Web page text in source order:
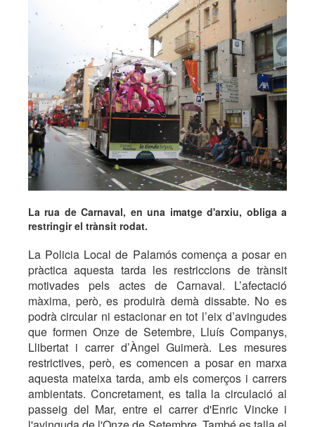
La rua de Carnaval, en una imatge d'arxiu, obliga a
restringir el trànsit rodat.
La Policia Local de Palamós comença a posar en
pràctica aquesta tarda les restriccions de trànsit
motivades pels actes de Carnaval. L’afectació
màxima, però, es produirà demà dissabte. No es
podrà circular ni estacionar en tot l’eix d’avingudes
que formen Onze de Setembre, Lluís Companys,
Llibertat i carrer d’Àngel Guimerà. Les mesures
restrictives, però, es comencen a posar en marxa
aquesta mateixa tarda, amb els comerços i carrers
ambientats. Concretament, es talla la circulació al
passeig del Mar, entre el carrer d'Enric Vincke i